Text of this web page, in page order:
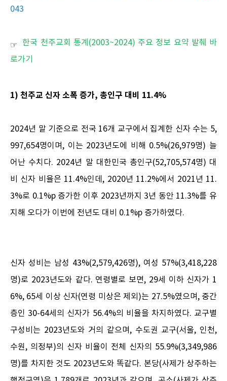
043
☞ 한국 천주교회 통계(2003~2024) 주요 정보 요약 발췌 바
로가기
1) 천주교 신자 소폭 증가, 총인구 대비 11.4%
2024년 말 기준으로 전국 16개 교구에서 집계한 신자 수는 5,
997,654명이며, 이는 2023년도에 비해 0.5%(26,979명) 늘
어난 수치다. 2024년 말 대한민국 총인구(52,705,574명) 대
비 신자 비율은 11.4%인데, 2020년 11.2%에서 2021년 11.
3%로 0.1%p 증가한 이후 2023년까지 3년 동안 11.3%를 유
지해 오다가 이번에 전년도 대비 0.1%p 증가하였다.
신자 성비는 남성 43%(2,579,426명), 여성 57%(3,418,228
명)로 2023년도와 같다. 연령별로 보면, 29세 이하 신자가 1
6%, 65세 이상 신자(연령 미상은 제외)는 27.5%였으며, 중간
층인 30-64세의 신자가 56.4%의 비율을 차지하였다. 교구별
구성비는 2023년도와 거의 같으며, 수도권 교구(서울, 인천,
수원, 의정부)의 신자 비율이 전체 신자의 55.9%(3,349,986
명)를 차지한 것도 2023년도와 똑같다. 본당(사제가 상주하는